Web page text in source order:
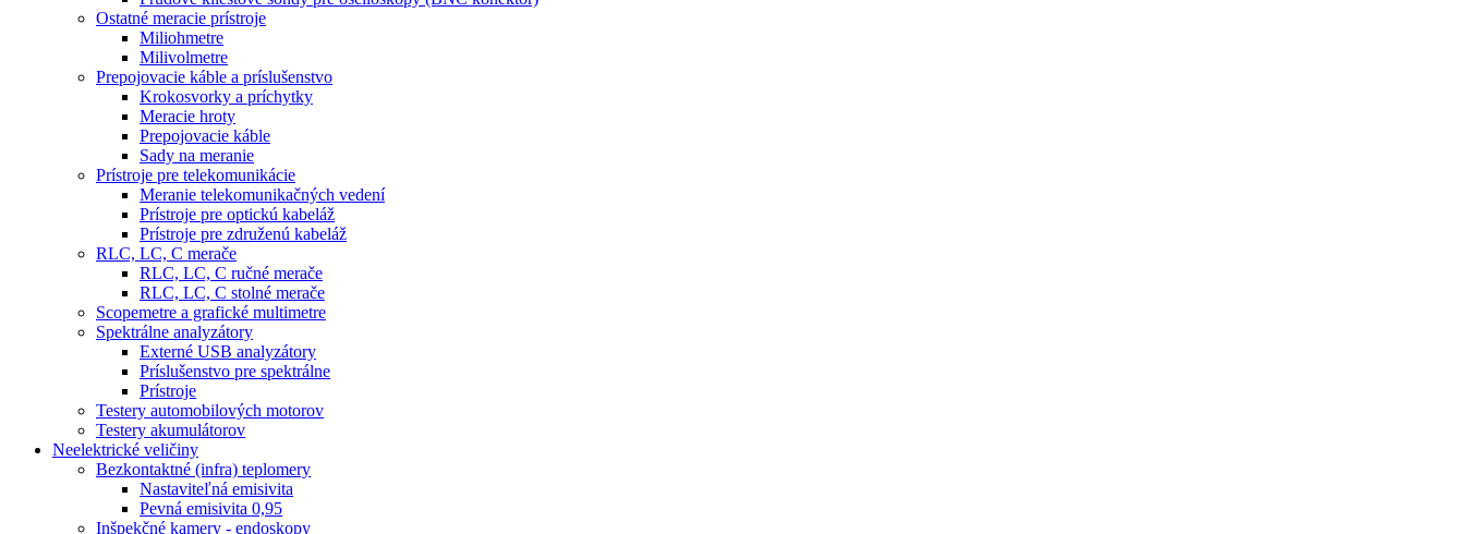
Ostatné meracie prístroje
Miliohmetre
Milivolmetre
Prepojovacie káble a príslušenstvo
Krokosvorky a príchytky
Meracie hroty
Prepojovacie káble
Sady na meranie
Prístroje pre telekomunikácie
Meranie telekomunikačných vedení
Prístroje pre optickú kabeláž
Prístroje pre združenú kabeláž
RLC, LC, C merače
RLC, LC, C ručné merače
RLC, LC, C stolné merače
Scopemetre a grafické multimetre
Spektrálne analyzátory
Externé USB analyzátory
Príslušenstvo pre spektrálne
Prístroje
Testery automobilových motorov
Testery akumulátorov
Neelektrické veličiny
Bezkontaktné (infra) teplomery
Nastaviteľná emisivita
Pevná emisivita 0,95
Inšpekčné kamery - endoskopy